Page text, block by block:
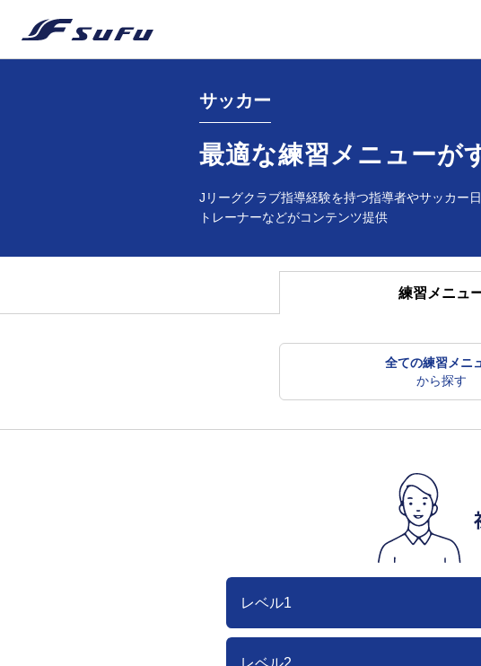
サッカー
最適な練習メニューが
Jリーグクラブ指導経験を持つ指導者やサッカー
トレーナーなどがコンテンツ提供
練習メニュ
全ての練習メニ
から探す
レベル1
レベル2